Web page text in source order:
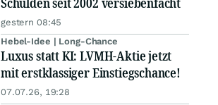
gestern 08:45
Hebel-Idee | Long-Chance
Luxus statt KI: LVMH-Aktie jetzt
mit erstklassiger Einstiegschance!
07.07.26, 19:28